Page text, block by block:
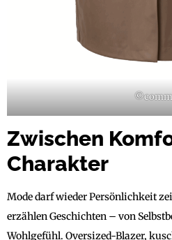
Zwischen
Charakter
Mode darf wieder Persönlichkeit
erzählen Geschichten – von
Wohlgefühl. Oversized-Blazer,